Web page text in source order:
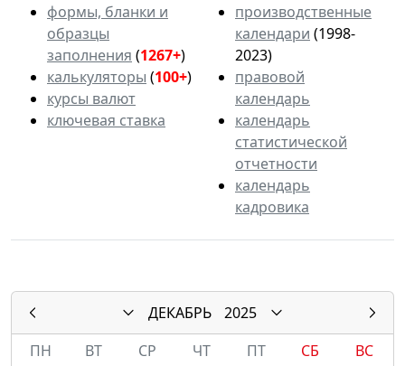
формы, бланки и
образцы
заполнения (1267+)
калькуляторы (100+)
курсы валют
ключевая ставка
производственные
календари (1998-
2023)
правовой
календарь
календарь
статистической
отчетности
календарь
кадровика
ДЕКАБРЬ
2025
ПН
ВТ СР ЧТ ПТ СБ
ВС